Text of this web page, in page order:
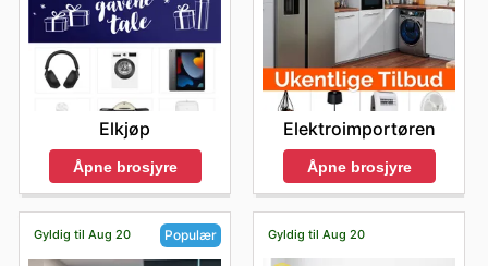
Elkjøp
Åpne brosjyre
Elektroimportøren
Åpne brosjyre
Gyldig til Aug 20 Populær Gyldig til Aug 20